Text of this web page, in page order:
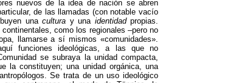
nuevos de la idea de nación se abren
de las llamadas (con notable vacío
unacultura y una identidadpropias.
como los regionales –pero no
llamarse a sí mismos «comunidades».
funciones ideológicas, a las que no
se subraya la unidad compacta,
la constituyen; una unidad orgánica, una
Se trata de un uso ideológico